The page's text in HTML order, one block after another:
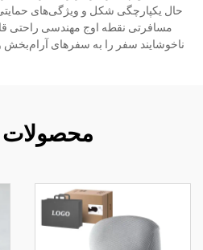
حال یکپارچگی شکل و ویژگی‌های
مسافرتی نقطه اوج مهندسی راحتی
ناخوشایند سفر را به سفرهای آرام‌بخش
محصولات